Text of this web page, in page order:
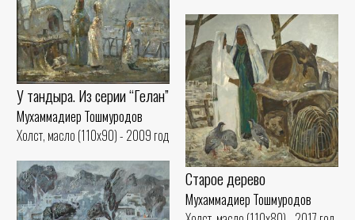
У тандыра. Из серии “Гелан”
Мухаммадиер Тошмуродов
Холст, масло (110x90) - 2009 год
Старое дерево
Мухаммадиер Тошмуродов